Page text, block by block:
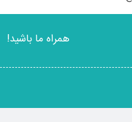
همراه ما باشید!